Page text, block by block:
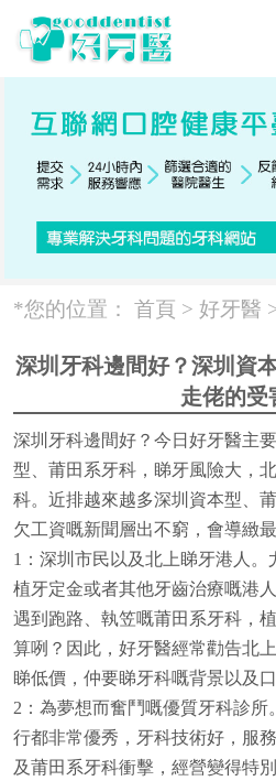
*您的位置： 首頁 > 好牙醫
深圳牙科邊間好？深圳資
走佬的受
深圳牙科邊間好？今日好牙醫主
型、莆田系牙科，睇牙風險大，
科。近排越來越多深圳資本型、
欠工資嘅新聞層出不窮，會導緻
1 ：深圳市民以及北上睇牙港人
植牙定金或者其他牙齒治療嘅港
遇到跑路、執笠嘅莆田系牙科，
算咧？因此，好牙醫經常勸告北
睇低價，仲要睇牙科嘅背景以及口
2 ：為夢想而奮鬥嘅優質牙科診
行都非常優秀，牙科技術好，服
及莆田系牙科衝擊，經營變得特